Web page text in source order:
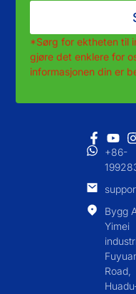
*Sørg for ektheten til
gjøre det enklere for
informasjonen din er
+86-
Bygg
Yimei
Road,